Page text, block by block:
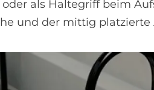
als Haltegriff beim
und der mittig